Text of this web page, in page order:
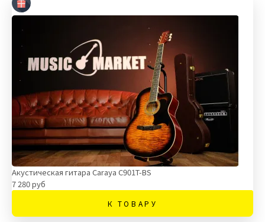
Акустическая гитара Caraya C901T-BS
7 280 руб
К ТОВАРУ